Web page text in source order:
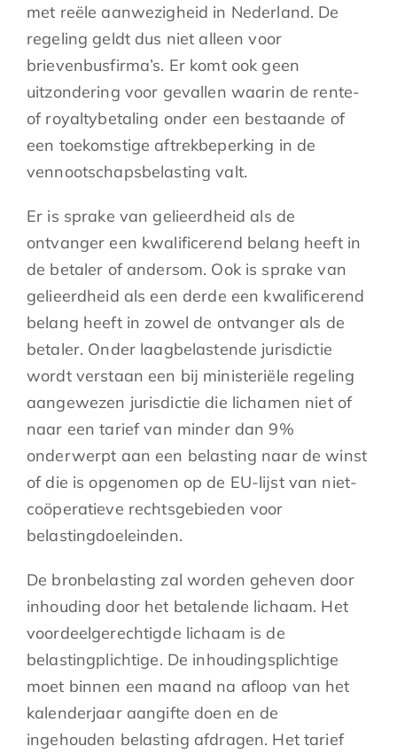
met reële aanwezigheid in Nederland. De
regeling geldt dus niet alleen voor
brievenbusfirma’s. Er komt ook geen
uitzondering voor gevallen waarin de rente-
of royaltybetaling onder een bestaande of
een toekomstige aftrekbeperking in de
vennootschapsbelasting valt.
Er is sprake van gelieerdheid als de
ontvanger een kwalificerend belang heeft in
de betaler of andersom. Ook is sprake van
gelieerdheid als een derde een kwalificerend
belang heeft in zowel de ontvanger als de
betaler. Onder laagbelastende jurisdictie
wordt verstaan een bij ministeriële regeling
aangewezen jurisdictie die lichamen niet of
naar een tarief van minder dan 9%
onderwerpt aan een belasting naar de winst
of die is opgenomen op de EU-lijst van niet-
coöperatieve rechtsgebieden voor
belastingdoeleinden.
De bronbelasting zal worden geheven door
inhouding door het betalende lichaam. Het
voordeelgerechtigde lichaam is de
belastingplichtige. De inhoudingsplichtige
moet binnen een maand na afloop van het
kalenderjaar aangifte doen en de
ingehouden belasting afdragen. Het tarief